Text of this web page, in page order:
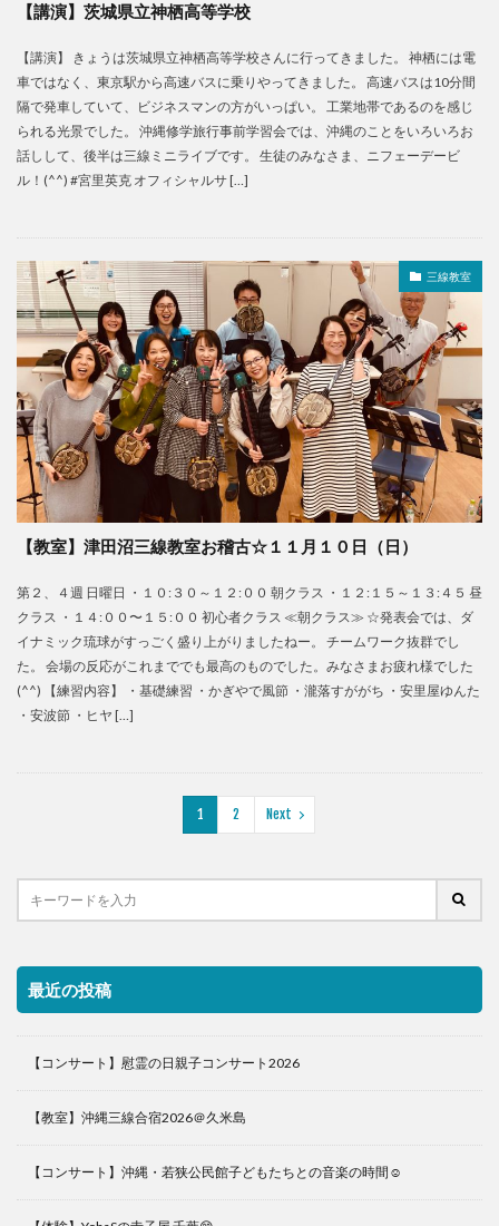
【講演】‬茨城県立神栖高等学校
【講演】‬ きょうは茨城県立神栖高等学校さんに行ってきました。 神栖には電
車ではなく、東京駅から高速バスに乗りやってきました。 高速バスは10分間
隔で発車していて、ビジネスマンの方がいっぱい。 工業地帯であるのを感じ
られる光景でした。 沖縄修学旅行事前学習会では、沖縄のことをいろいろお
話しして、後半は三線ミニライブです。‬ ‪生徒のみなさま、ニフェーデービ
ル！(^^)‬ #宮里英克 オフィシャルサ […]
三線教室
【教室】津田沼三線教室お稽古☆１１月１０日（日）
第２、４週 日曜日 ・１０:３０～１２:００ 朝クラス ・１２:１５～１３:４５ 昼
クラス ・１４:００〜１５:００ 初心者クラス ≪朝クラス≫ ☆発表会では、ダ
イナミック琉球がすっごく盛り上がりましたねー。 チームワーク抜群でし
た。 会場の反応がこれまででも最高のものでした。みなさまお疲れ様でした
(^^) 【練習内容】 ・基礎練習 ・かぎやで風節 ・瀧落すががち ・安里屋ゆんた
・安波節 ・ヒヤ […]
1 2 Next
最近の投稿
【コンサート】慰霊の日親子コンサート2026
【教室】沖縄三線合宿2026＠久米島
【コンサート】沖縄・若狭公民館子どもたちとの音楽の時間☺️